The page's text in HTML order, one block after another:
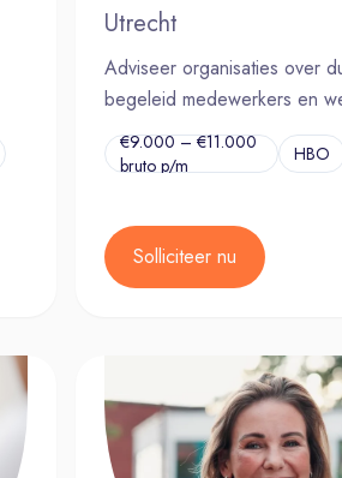
Utrecht
Adviseer organisaties over
begeleid medewerkers en
€9.000 – €11.000
bruto p/m
HBO
Solliciteer nu